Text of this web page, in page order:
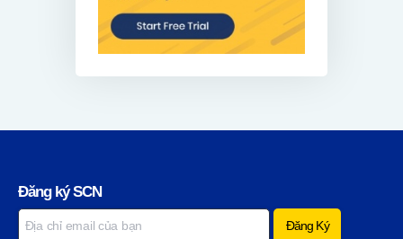
Đăng ký SCN